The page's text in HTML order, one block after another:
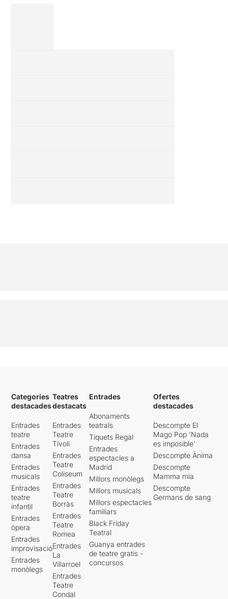
Categories
destacades
Entrades
teatre
Entrades
dansa
Entrades
musicals
Entrades
teatre
infantil
Entrades
òpera
Entrades
improvisació
Entrades
monòlegs
Teatres
destacats
Entrades
Teatre
Tívoli
Entrades
Teatre
Coliseum
Entrades
Teatre
Borràs
Entrades
Teatre
Romea
Entrades
La
Villarroel
Entrades
Teatre
Condal
Entrades
Abonaments
teatrals
Tiquets Regal
Entrades
espectacles a
Madrid
Millors monòlegs
Millors musicals
Millors espectacles
familiars
Black Friday
Teatral
Guanya entrades
de teatre gratis -
concursos
Ofertes
destacades
Descompte El
Mago Pop 'Nada
es imposible'
Descompte Ànima
Descompte
Mamma mia
Descompte
Germans de sang